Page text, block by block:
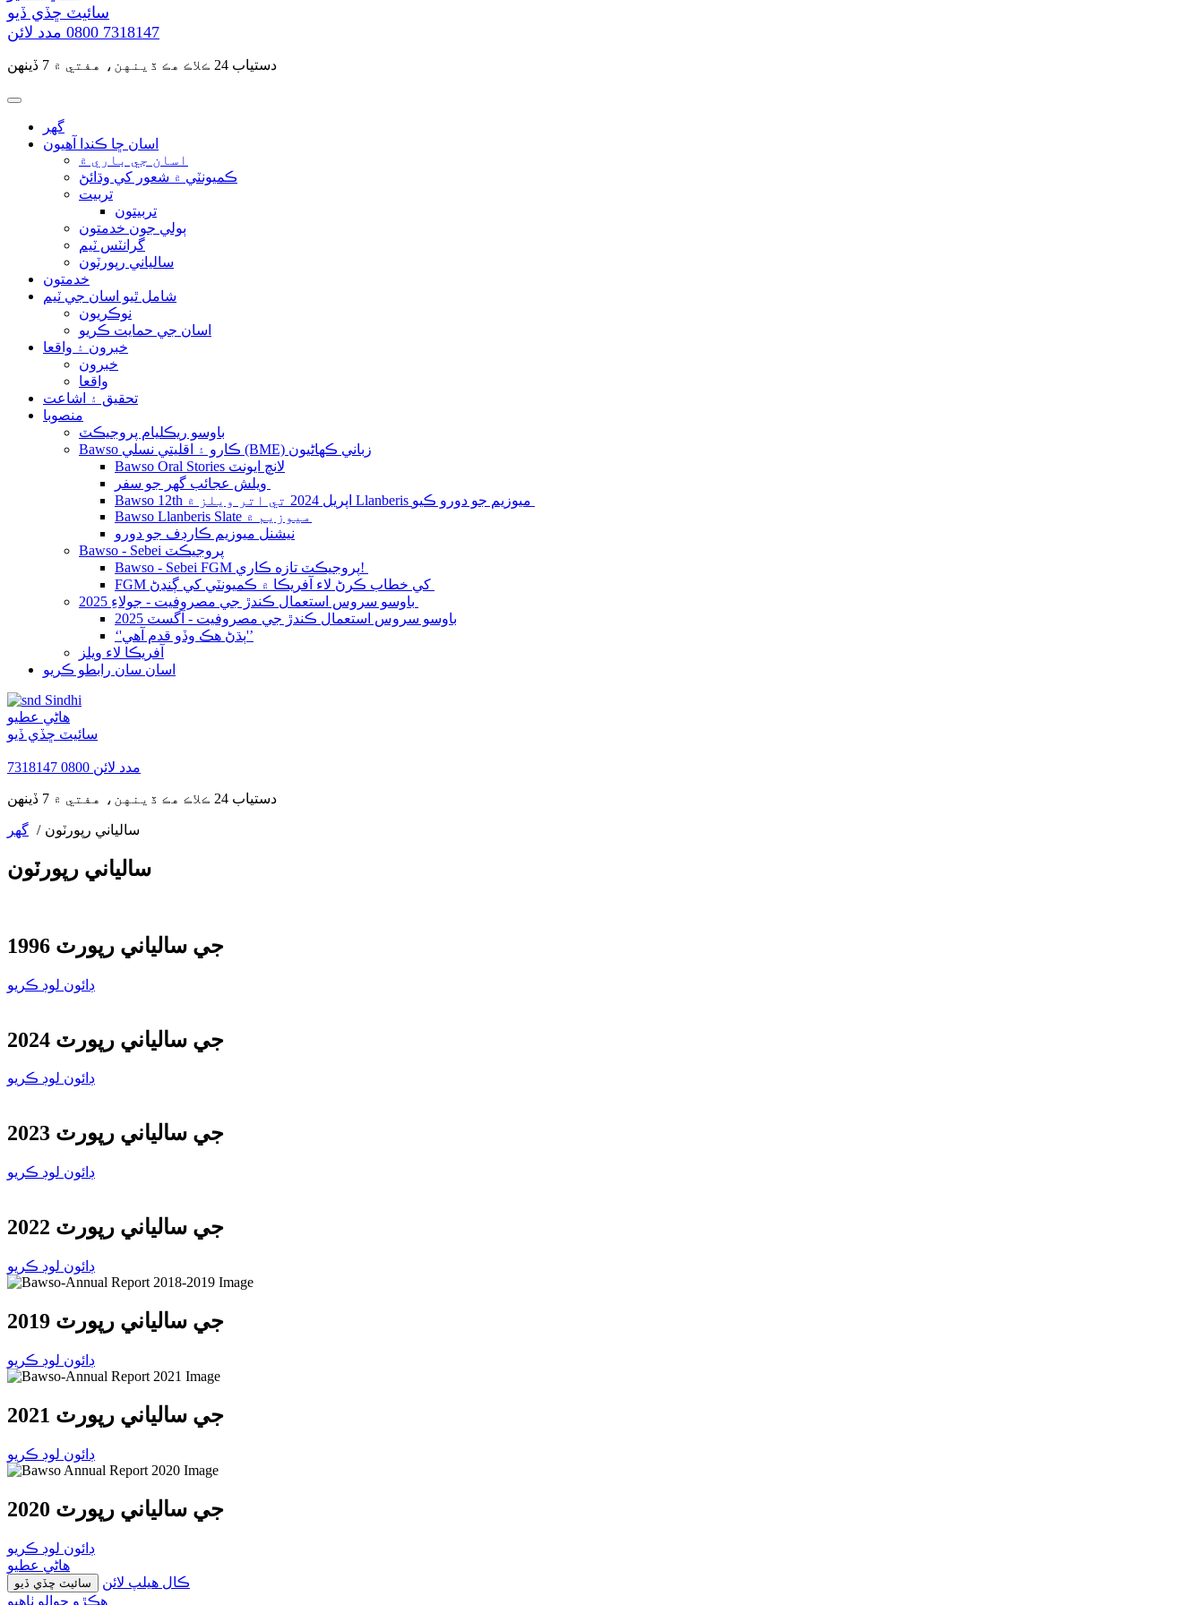
سائيٽ ڇڏي ڏيو
0800 7318147
دستياب 24 ڪلاڪ هڪ ڏينهن، هفتي ۾ 7 ڏينهن
گهر
اسان ڇا ڪندا آهيون
اسان جي باري ۾
ڪميونٽي ۾ شعور کي وڌائڻ
تربيت
تربيتون
ٻولي جون خدمتون
گرانٽس ٽيم
سالياني رپورٽون
خدمتون
شامل ٿيو اسان جي ٽيم
نوڪريون
اسان جي حمايت ڪريو
خبرون ۽ واقعا
خبرون
واقعا
تحقيق ۽ اشاعت
منصوبا
باوسو ريڪليام پروجيڪٽ
Bawso ڪارو ۽ اقليتي نسلي (BME) زباني ڪهاڻيون
Bawso Oral Stories لانچ ايونٽ
Bawso Llanberis Slate ميوزيم ۾
نيشنل ميوزيم ڪارڊف جو دورو
Bawso - Sebei پروجيڪٽ
Bawso - Sebei FGM پروجيڪٽ تازه ڪاري!
باوسو سروس استعمال ڪندڙ جي مصروفيت - آگسٽ 2025
‘'ٻڌڻ هڪ وڏو قدم آهي'’
آفريڪا لاء ويلز
اسان سان رابطو ڪريو
Sindhi
هاڻي عطيو
سائيٽ ڇڏي ڏيو
مدد لائن
دستياب 24 ڪلاڪ هڪ ڏينهن، هفتي ۾ 7 ڏينهن
گهر سالياني رپورٽون
سالياني رپورٽون
1996 جي سالياني رپورٽ
ڊائون لوڊ ڪريو
2024 جي سالياني رپورٽ
ڊائون لوڊ ڪريو
2023 جي سالياني رپورٽ
ڊائون لوڊ ڪريو
2022 جي سالياني رپورٽ
ڊائون لوڊ ڪريو
2019 جي سالياني رپورٽ
ڊائون لوڊ ڪريو
2021 جي سالياني رپورٽ
ڊائون لوڊ ڪريو
2020 جي سالياني رپورٽ
ڊائون لوڊ ڪريو
هاڻي عطيو
سائيٽ ڇڏي ڏيو
ڪال هيلپ لائن
ھڪڙو حوالو ٺاھيو